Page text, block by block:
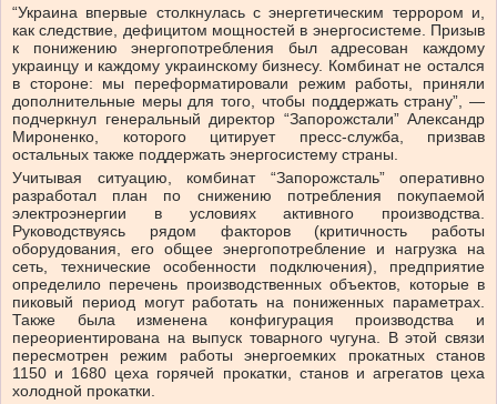
“Украина впервые столкнулась с энергетическим террором и,
как следствие, дефицитом мощностей в энергосистеме. Призыв
к понижению энергопотребления был адресован каждому
украинцу и каждому украинскому бизнесу. Комбинат не остался
в стороне: мы переформатировали режим работы, приняли
дополнительные меры для того, чтобы поддержать страну”, —
подчеркнул генеральный директор “Запорожстали” Александр
Мироненко, которого цитирует пресс-служба, призвав
остальных также поддержать энергосистему страны.
Учитывая ситуацию, комбинат “Запорожсталь” оперативно
разработал план по снижению потребления покупаемой
электроэнергии в условиях активного производства.
Руководствуясь рядом факторов (критичность работы
оборудования, его общее энергопотребление и нагрузка на
сеть, технические особенности подключения), предприятие
определило перечень производственных объектов, которые в
пиковый период могут работать на пониженных параметрах.
Также была изменена конфигурация производства и
переориентирована на выпуск товарного чугуна. В этой связи
пересмотрен режим работы энергоемких прокатных станов
1150 и 1680 цеха горячей прокатки, станов и агрегатов цеха
холодной прокатки.